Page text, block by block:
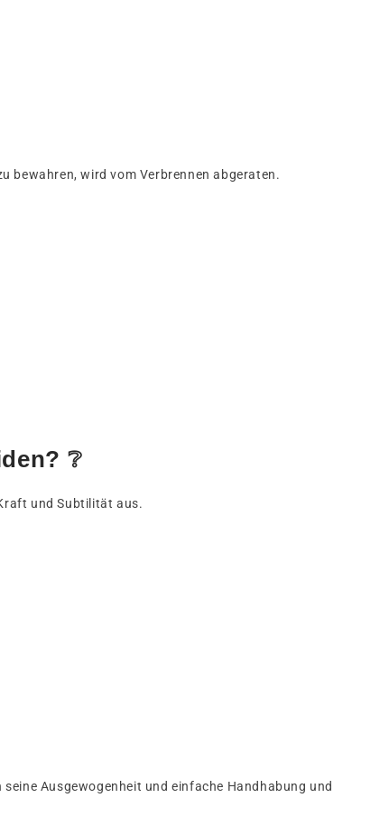
bewahren, wird vom Verbrennen abgeraten.
❔
und Subtilität aus.
Ausgewogenheit und einfache Handhabung und